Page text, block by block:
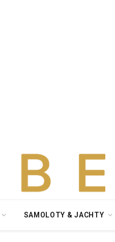
SAMOLOTY & JACHTY